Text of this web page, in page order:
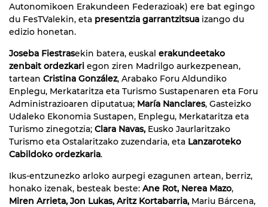
Autonomikoen Erakundeen Federazioak) ere bat egingo
du FesTValekin, eta presentzia garrantzitsua izango du
edizio honetan.
Joseba Fiestrasekin batera, euskal erakundeetako
zenbait ordezkari egon ziren Madrilgo aurkezpenean,
tartean Cristina González, Arabako Foru Aldundiko
Enplegu, Merkataritza eta Turismo Sustapenaren eta Foru
Administrazioaren diputatua; María Nanclares, Gasteizko
Udaleko Ekonomia Sustapen, Enplegu, Merkataritza eta
Turismo zinegotzia; Clara Navas, Eusko Jaurlaritzako
Turismo eta Ostalaritzako zuzendaria, eta Lanzaroteko
Cabildoko ordezkaria.
Ikus-entzunezko arloko aurpegi ezagunen artean, berriz,
honako izenak, besteak beste: Ane Rot, Nerea Mazo,
Miren Arrieta, Jon Lukas, Aritz Kortabarria, Mariu Bárcena,